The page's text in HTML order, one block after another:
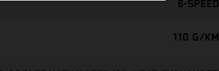
6-SPEED
110 G/KM